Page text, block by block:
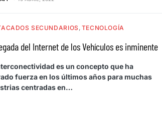
SECUNDARIOS TECNOLOGÍA
del Internet de los Vehículos es inminente
es un concepto que ha
fuerza en los últimos años para muchas
centradas en…